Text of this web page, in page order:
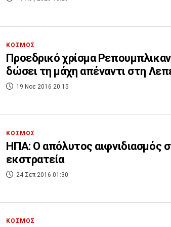
ΚΟΣΜΟΣ
Προεδρικό χρίσμα
δώσει τη μάχη απέναντι στη
19 Νοε 2016 20:15
ΚΟΣΜΟΣ
ΗΠΑ: Ο απόλυτος αιφνιδιασμός
εκστρατεία
24 Σεπ 2016 01:30
ΚΟΣΜΟΣ